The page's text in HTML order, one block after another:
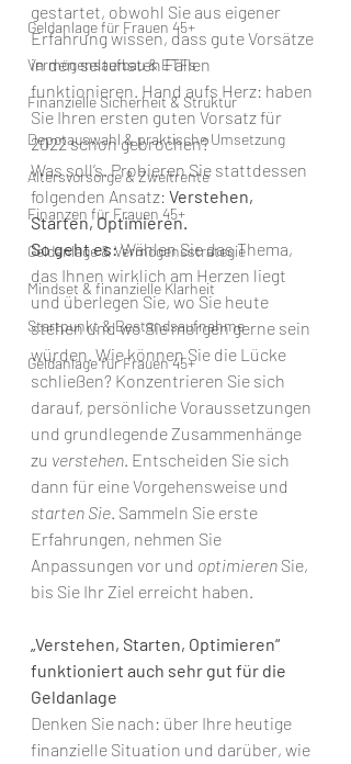
Geldanlage für Frauen 45+
Vermögensaufbau & ETFs
Finanzielle Sicherheit & Struktur
Depotauswahl & praktische Umsetzung
Altersvorsorge & Zweitrente
Finanzen für Frauen 45+
Geldanlage & Vermögensstrategie
Mindset & finanzielle Klarheit
Startpunkt & Bestandsaufnahme
Geldanlage für Frauen 45+
gestartet, obwohl Sie aus eigener
Erfahrung wissen, dass gute Vorsätze
in den seltensten Fällen
funktionieren. Hand aufs Herz: haben
Sie Ihren ersten guten Vorsatz für
2022 schon gebrochen?
Was soll’s. Probieren Sie stattdessen
folgenden Ansatz: Verstehen,
Starten, Optimieren.
So geht es: Wählen Sie das Thema,
das Ihnen wirklich am Herzen liegt
und überlegen Sie, wo Sie heute
stehen und wo Sie morgen gerne sein
würden. Wie können Sie die Lücke
schließen? Konzentrieren Sie sich
darauf, persönliche Voraussetzungen
und grundlegende Zusammenhänge
zu verstehen. Entscheiden Sie sich
dann für eine Vorgehensweise und
starten Sie. Sammeln Sie erste
Erfahrungen, nehmen Sie
Anpassungen vor und optimieren Sie,
bis Sie Ihr Ziel erreicht haben.
„Verstehen, Starten, Optimieren“
funktioniert auch sehr gut für die
Geldanlage
Denken Sie nach: über Ihre heutige
finanzielle Situation und darüber, wie